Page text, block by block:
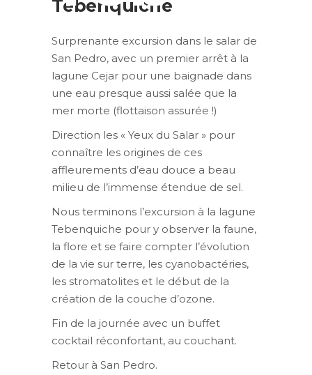
Tebenquiche
Surprenante excursion dans le salar de
San Pedro, avec un premier arrêt à la
lagune Cejar pour une baignade dans
une eau presque aussi salée que la
mer morte (flottaison assurée !)
Direction les « Yeux du Salar » pour
connaître les origines de ces
affleurements d’eau douce a beau
milieu de l’immense étendue de sel.
Nous terminons l’excursion à la lagune
Tebenquiche pour y observer la faune,
la flore et se faire compter l’évolution
de la vie sur terre, les cyanobactéries,
les stromatolites et le début de la
création de la couche d’ozone.
Fin de la journée avec un buffet
cocktail réconfortant, au couchant.
Retour à San Pedro.